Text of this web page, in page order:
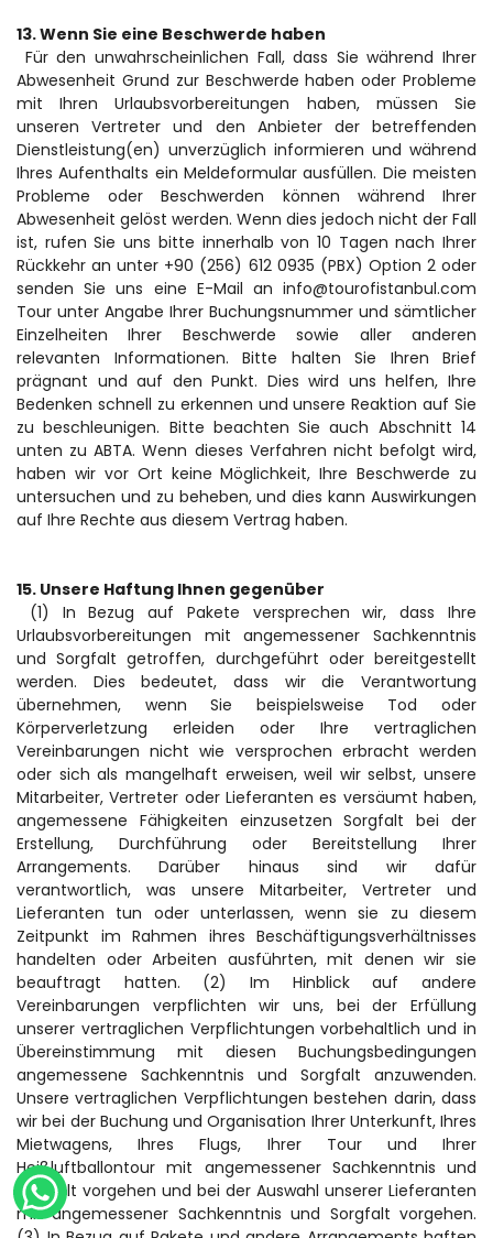
13. Wenn Sie eine Beschwerde haben
Abwesenheit Grund zur Beschwerde haben oder Probleme
mit Ihren Urlaubsvorbereitungen haben, müssen Sie
unseren Vertreter und den Anbieter der betreffenden
Dienstleistung(en) unverzüglich informieren und während
Ihres Aufenthalts ein Meldeformular ausfüllen. Die meisten
Probleme oder Beschwerden können während Ihrer
Abwesenheit gelöst werden. Wenn dies jedoch nicht der Fall
ist, rufen Sie uns bitte innerhalb von 10 Tagen nach Ihrer
Rückkehr an unter +90 (256) 612 0935 (PBX) Option 2 oder
senden Sie uns eine E-Mail an info@tourofistanbul.com
Tour unter Angabe Ihrer Buchungsnummer und sämtlicher
Einzelheiten Ihrer Beschwerde sowie aller anderen
relevanten Informationen. Bitte halten Sie Ihren Brief
prägnant und auf den Punkt. Dies wird uns helfen, Ihre
Bedenken schnell zu erkennen und unsere Reaktion auf Sie
zu beschleunigen. Bitte beachten Sie auch Abschnitt 14
unten zu ABTA. Wenn dieses Verfahren nicht befolgt wird,
haben wir vor Ort keine Möglichkeit, Ihre Beschwerde zu
untersuchen und zu beheben, und dies kann Auswirkungen
auf Ihre Rechte aus diesem Vertrag haben.
15. Unsere Haftung Ihnen gegenüber
Urlaubsvorbereitungen mit angemessener Sachkenntnis
und Sorgfalt getroffen, durchgeführt oder bereitgestellt
werden. Dies bedeutet, dass wir die Verantwortung
übernehmen, wenn Sie beispielsweise Tod oder
Körperverletzung erleiden oder Ihre vertraglichen
Vereinbarungen nicht wie versprochen erbracht werden
oder sich als mangelhaft erweisen, weil wir selbst, unsere
Mitarbeiter, Vertreter oder Lieferanten es versäumt haben,
angemessene Fähigkeiten einzusetzen Sorgfalt bei der
Erstellung, Durchführung oder Bereitstellung Ihrer
Arrangements. Darüber hinaus sind wir dafür
verantwortlich, was unsere Mitarbeiter, Vertreter und
Lieferanten tun oder unterlassen, wenn sie zu diesem
Zeitpunkt im Rahmen ihres Beschäftigungsverhältnisses
handelten oder Arbeiten ausführten, mit denen wir sie
beauftragt hatten. (2) Im Hinblick auf andere
Vereinbarungen verpflichten wir uns, bei der Erfüllung
unserer vertraglichen Verpflichtungen vorbehaltlich und in
Übereinstimmung mit diesen Buchungsbedingungen
angemessene Sachkenntnis und Sorgfalt anzuwenden.
Unsere vertraglichen Verpflichtungen bestehen darin, dass
wir bei der Buchung und Organisation Ihrer Unterkunft, Ihres
Mietwagens, Ihres Flugs, Ihrer Tour und Ihrer
Heißluftballontour mit angemessener Sachkenntnis und
Sorgfalt vorgehen und bei der Auswahl unserer Lieferanten
mit angemessener Sachkenntnis und Sorgfalt vorgehen.